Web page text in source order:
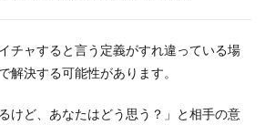
チャすると言う定義がすれ違っている場
解決する可能性があります。
けど、あなたはどう思う？」と相手の意